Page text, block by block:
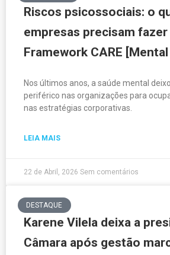
Riscos psicossociais: o
empresas precisam
Framework CARE [Mental
Nos últimos anos, a saúde mental
periférico nas organizações para
nas estratégias corporativas.
LEIA MAIS
22 de Abril, 2026 Sem comentários
DESTAQUE
Karene Vilela deixa a
Câmara após gestão